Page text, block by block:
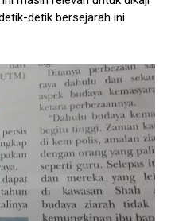
detik bersejarah ini